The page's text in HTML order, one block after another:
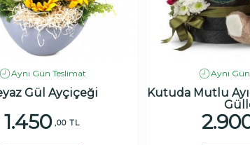
Aynı Gün Teslimat
Gül Ayçiçeği
1.450 ,00 TL
Aynı
Kutuda Mutlu